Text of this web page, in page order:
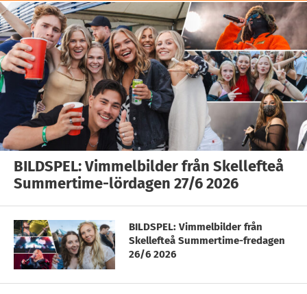
BILDSPEL: Vimmelbilder från Skellefteå
Summertime-lördagen 27/6 2026
BILDSPEL: Vimmelbilder från
Skellefteå Summertime-fredagen
26/6 2026